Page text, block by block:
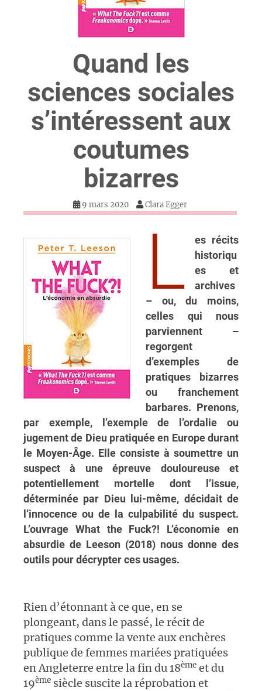
Quand les
sciences sociales
s’intéressent aux
coutumes
bizarres
9 mars 2020 Clara Egger
L
es récits
historiqu
es et
archives
– ou, du moins,
celles qui nous
parviennent –
regorgent
d’exemples de
pratiques bizarres
ou franchement
barbares. Prenons,
par exemple, l’exemple de l’ordalie ou
jugement de Dieu pratiquée en Europe durant
le Moyen-Âge. Elle consiste à soumettre un
suspect à une épreuve douloureuse et
potentiellement mortelle dont l’issue,
déterminée par Dieu lui-même, décidait de
l’innocence ou de la culpabilité du suspect.
L’ouvrage What the Fuck?! L’économie en
absurdie de Leeson (2018) nous donne des
outils pour décrypter ces usages.
Rien d’étonnant à ce que, en se
plongeant, dans le passé, le récit de
pratiques comme la vente aux enchères
publique de femmes mariées pratiquées
en Angleterre entre la fin du 18ème et du
19ème siècle suscite la réprobation et